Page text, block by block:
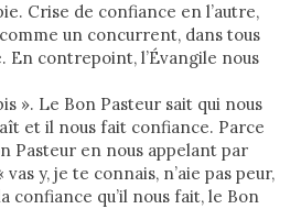
Crise de confiance en l’autre,
un concurrent, dans tous
En contrepoint, l’Évangile nous
». Le Bon Pasteur sait qui nous
et il nous fait confiance. Parce
Pasteur en nous appelant par
y, je te connais, n’aie pas peur,
confiance qu’il nous fait, le Bon